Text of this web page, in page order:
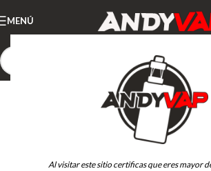
Al visitar este sitio certificas que eres mayor
MENÚ